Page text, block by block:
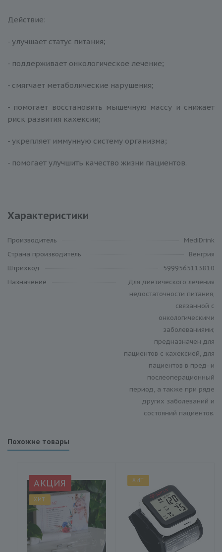
Действие:
- улучшает статус питания;
- поддерживает онкологическое лечение;
- смягчает метаболические нарушения;
- помогает восстановить мышечную массу и снижает
риск развития кахексии;
- укрепляет иммунную систему организма;
- помогает улучшить качество жизни пациентов.
Характеристики
Производитель
MediDrink
Cтрана производитель
Венгрия
Штрихкод
5999565113810
Назначение
Для диетического лечения
недостаточности питания,
связанной с
онкологическими
заболеваниями;
предназначен для
пациентов с кахексией, для
пациентов в пред- и
послеоперационный
период, а также при ряде
других заболеваний и
состояний пациентов.
Похожие товары
АКЦИЯ
ХИТ
ХИТ